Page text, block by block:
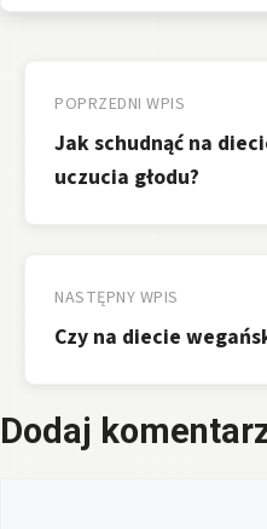
wpisu
POPRZEDNI WPIS
Jak schudnąć na
uczucia głodu?
NASTĘPNY WPIS
Czy na diecie
Dodaj